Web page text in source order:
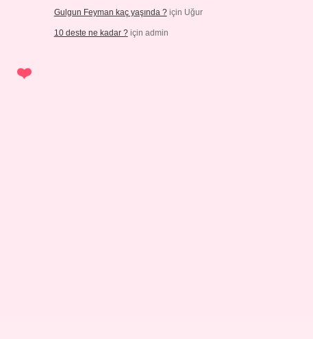
Gulgun Feyman kaç yaşında ?için Uğur
10 deste ne kadar ?için admin